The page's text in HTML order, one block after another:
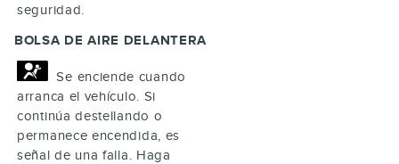
seguridad.
BOLSA DE AIRE DELANTERA
Se enciende cuando
arranca el vehículo. Si
continúa destellando o
permanece encendida, es
señal de una falla. Haga